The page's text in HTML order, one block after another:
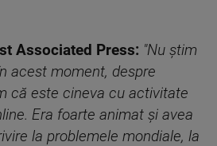
Associated Press: "Nu știm
acest moment, despre
că este cineva cu activitate
Era foarte animat și avea
la problemele mondiale, la